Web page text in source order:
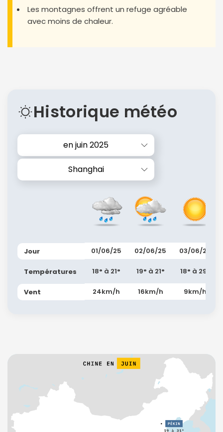
Les montagnes offrent un refuge agréable
avec moins de chaleur.
Historique météo
en juin 2025
Shanghai
Jour
Températures
Vent
01/06/25
18° à 21°
24km/h
02/06/25
19° à 21°
16km/h
03/06/25
18° à 29°
9km/h